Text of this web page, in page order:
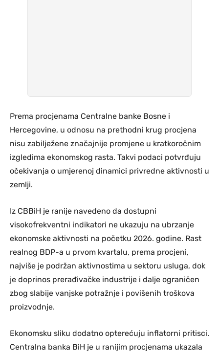
Prema procjenama Centralne banke Bosne i
Hercegovine, u odnosu na prethodni krug procjena
nisu zabilježene značajnije promjene u kratkoročnim
izgledima ekonomskog rasta. Takvi podaci potvrđuju
očekivanja o umjerenoj dinamici privredne aktivnosti u
zemlji.
Iz CBBiH je ranije navedeno da dostupni
visokofrekventni indikatori ne ukazuju na ubrzanje
ekonomske aktivnosti na početku 2026. godine. Rast
realnog BDP-a u prvom kvartalu, prema procjeni,
najviše je podržan aktivnostima u sektoru usluga, dok
je doprinos prerađivačke industrije i dalje ograničen
zbog slabije vanjske potražnje i povišenih troškova
proizvodnje.
Ekonomsku sliku dodatno opterećuju inflatorni pritisci.
Centralna banka BiH je u ranijim procjenama ukazala